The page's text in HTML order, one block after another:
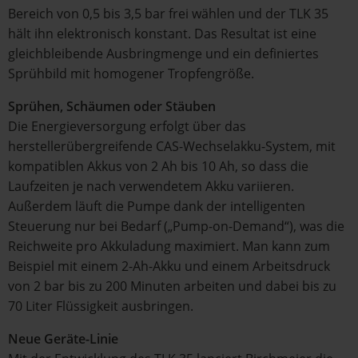
Bereich von 0,5 bis 3,5 bar frei wählen und der TLK 35
hält ihn elektronisch konstant. Das Resultat ist eine
gleichbleibende Ausbringmenge und ein definiertes
Sprühbild mit homogener Tropfengröße.
Sprühen, Schäumen oder Stäuben
Die Energieversorgung erfolgt über das
herstellerübergreifende CAS-Wechselakku-System, mit
kompatiblen Akkus von 2 Ah bis 10 Ah, so dass die
Laufzeiten je nach verwendetem Akku variieren.
Außerdem läuft die Pumpe dank der intelligenten
Steuerung nur bei Bedarf („Pump-on-Demand“), was die
Reichweite pro Akkuladung maximiert. Man kann zum
Beispiel mit einem 2-Ah-Akku und einem Arbeitsdruck
von 2 bar bis zu 200 Minuten arbeiten und dabei bis zu
70 Liter Flüssigkeit ausbringen.
Neue Geräte-Linie